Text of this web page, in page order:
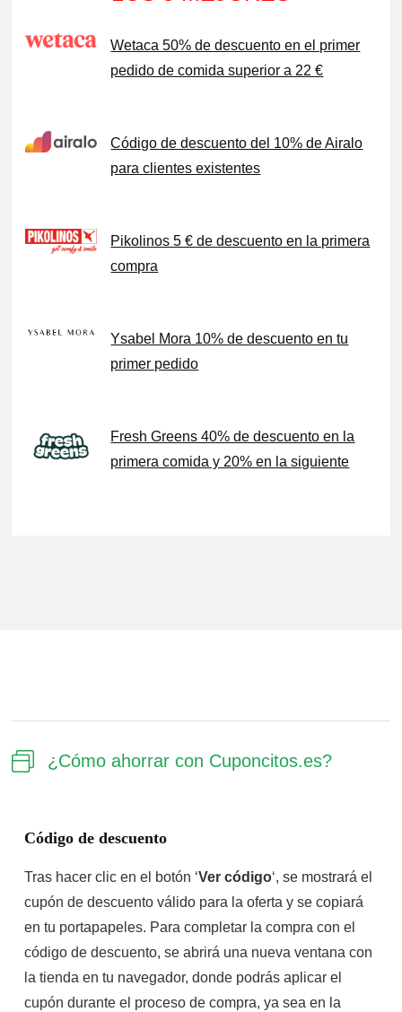
Wetaca 50% de descuento en el primer
pedido de comida superior a 22 €
Código de descuento del 10% de Airalo
para clientes existentes
Pikolinos 5 € de descuento en la primera
compra
Ysabel Mora 10% de descuento en tu
primer pedido
Fresh Greens 40% de descuento en la
primera comida y 20% en la siguiente
¿Cómo ahorrar con Cuponcitos.es?​
Código de descuento
Tras hacer clic en el botón ‘Ver código‘, se mostrará el
cupón de descuento válido para la oferta y se copiará
en tu portapapeles. Para completar la compra con el
código de descuento, se abrirá una nueva ventana con
la tienda en tu navegador, donde podrás aplicar el
cupón durante el proceso de compra, ya sea en la